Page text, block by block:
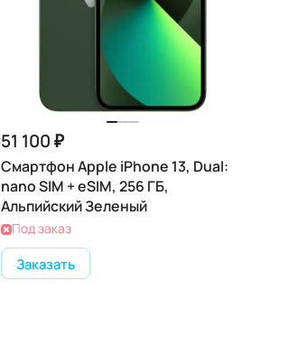
51 100 ₽
Смартфон Apple iPhone 13, Dual:
nano SIM + eSIM, 256 ГБ,
Альпийский Зеленый
Под заказ
Заказать